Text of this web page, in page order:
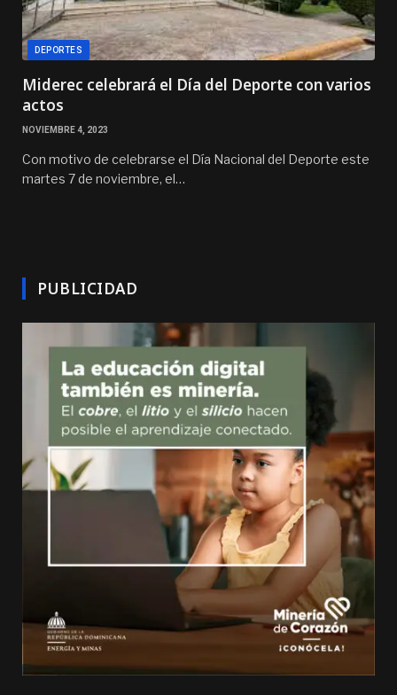
DEPORTES
Miderec celebrará el Día del Deporte con varios
actos
NOVIEMBRE 4, 2023
Con motivo de celebrarse el Día Nacional del Deporte este
martes 7 de noviembre, el…
PUBLICIDAD